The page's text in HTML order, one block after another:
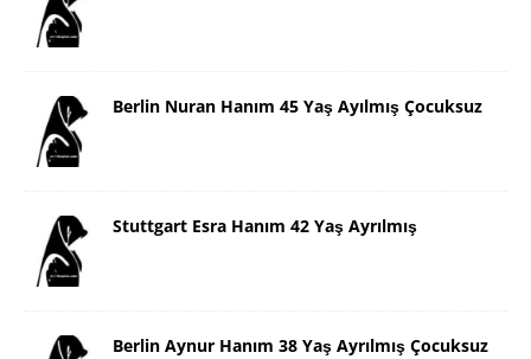
Berlin Nuran Hanım 45 Yaş Ayılmış Çocuksuz
Stuttgart Esra Hanım 42 Yaş Ayrılmış
Berlin Aynur Hanım 38 Yaş Ayrılmış Çocuksuz